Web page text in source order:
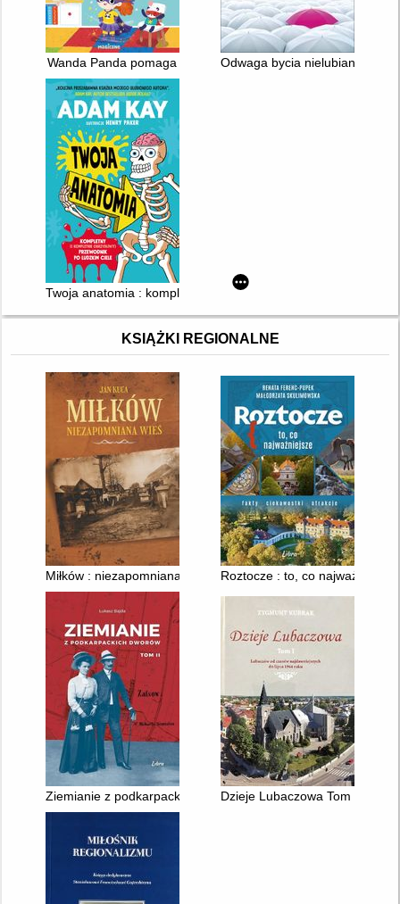
Wanda Panda pomaga Odwaga bycia nielubianym :
Twoja anatomia : kompletny (i kompletnie obrzydliwy)
KSIĄŻKI REGIONALNE
Miłków : niezapomniana wieś Roztocze : to, co najważniejsze
Ziemianie z podkarpackich dworów. tom 2Dzieje Lubaczowa Tom 1 :